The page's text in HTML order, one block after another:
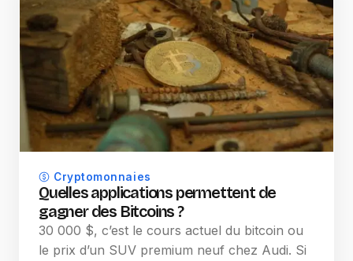
Cryptomonnaies
Quelles applications permettent de
gagner des Bitcoins ?
30 000 $, c’est le cours actuel du bitcoin ou
le prix d’un SUV premium neuf chez Audi. Si